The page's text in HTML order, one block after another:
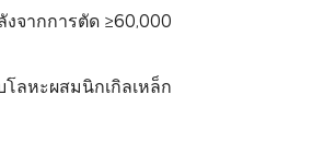
จากการตัด ≥60,000
ลหะผสมนิกเกิลเหล็ก